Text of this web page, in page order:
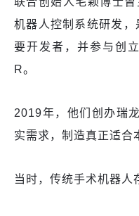
机器人控制系统研发
要开发者，并参与创
R。
2019年，他们创办瑞
实需求，制造真正适合
当时，传统手术机器人